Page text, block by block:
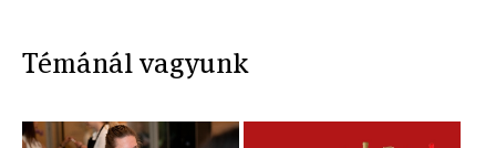
Témánál vagyunk